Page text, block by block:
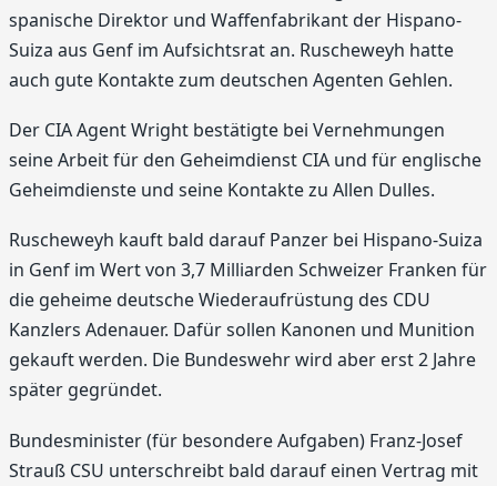
spanische Direktor und Waffenfabrikant der Hispano-
Suiza aus Genf im Aufsichtsrat an. Ruscheweyh hatte
auch gute Kontakte zum deutschen Agenten Gehlen.
Der CIA Agent Wright bestätigte bei Vernehmungen
seine Arbeit für den Geheimdienst CIA und für englische
Geheimdienste und seine Kontakte zu Allen Dulles.
Ruscheweyh kauft bald darauf Panzer bei Hispano-Suiza
in Genf im Wert von 3,7 Milliarden Schweizer Franken für
die geheime deutsche Wiederaufrüstung des CDU
Kanzlers Adenauer. Dafür sollen Kanonen und Munition
gekauft werden. Die Bundeswehr wird aber erst 2 Jahre
später gegründet.
Bundesminister (für besondere Aufgaben) Franz-Josef
Strauß CSU unterschreibt bald darauf einen Vertrag mit